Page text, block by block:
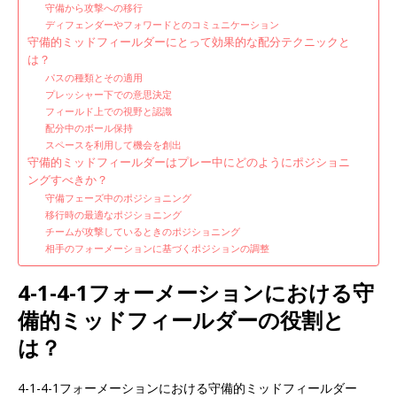
守備から攻撃への移行
ディフェンダーやフォワードとのコミュニケーション
守備的ミッドフィールダーにとって効果的な配分テクニックと
は？
パスの種類とその適用
プレッシャー下での意思決定
フィールド上での視野と認識
配分中のボール保持
スペースを利用して機会を創出
守備的ミッドフィールダーはプレー中にどのようにポジショニ
ングすべきか？
守備フェーズ中のポジショニング
移行時の最適なポジショニング
チームが攻撃しているときのポジショニング
相手のフォーメーションに基づくポジションの調整
4-1-4-1フォーメーションにおける守
備的ミッドフィールダーの役割と
は？
4-1-4-1フォーメーションにおける守備的ミッドフィールダー